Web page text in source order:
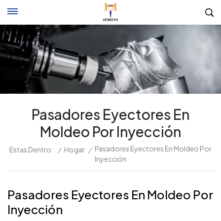
Pasadores Eyectores En
Moldeo Por Inyección
Estas Dentro : / Hogar / Pasadores Eyectores En Moldeo Por
Inyección
Pasadores Eyectores En Moldeo Por
Inyección